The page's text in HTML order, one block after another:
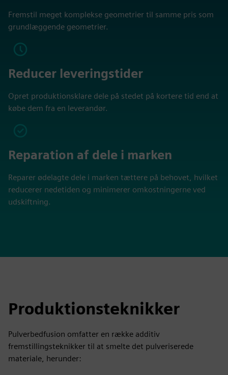
Fremstil meget komplekse geometrier til samme pris som
grundlæggende geometrier.
Reducer leveringstider
Opret produktionsklare dele på stedet på kortere tid end at
købe dem fra en leverandør.
Reparation af dele i marken
Reparer ødelagte dele i marken tættere på behovet, hvilket
reducerer nedetiden og minimerer omkostningerne ved
udskiftning.
Produktionsteknikker
Pulverbedfusion omfatter en række additiv
fremstillingsteknikker til at smelte det pulveriserede
materiale, herunder: